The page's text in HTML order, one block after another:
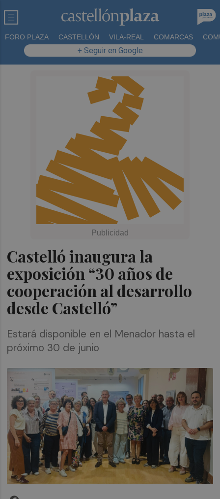
FORO PLAZA CASTELLÓN VILA-REAL COMARCAS
+ Seguir en Google
Castelló inaugura la
exposición “30 años de
cooperación al desarrollo
desde Castelló”
Estará disponible en el Menador hasta el
próximo 30 de junio